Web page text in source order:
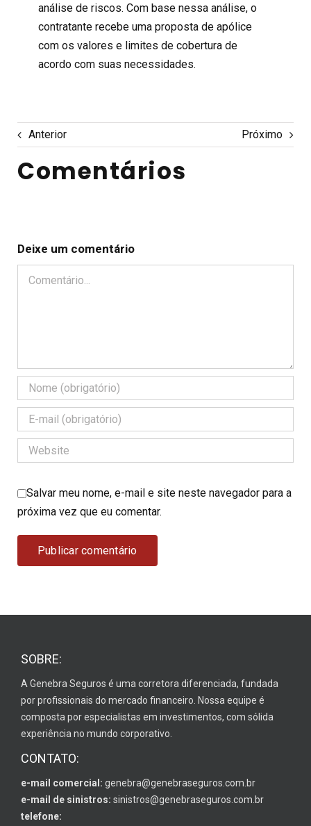
análise de riscos. Com base nessa análise, o
contratante recebe uma proposta de apólice
com os valores e limites de cobertura de
acordo com suas necessidades.
Anterior Próximo
Comentários
Deixe um comentário
Comentário
Salvar meu nome, e-mail e site neste navegador para a
próxima vez que eu comentar.
SOBRE:
A Genebra Seguros é uma corretora diferenciada, fundada
por profissionais do mercado financeiro. Nossa equipe é
composta por especialistas em investimentos, com sólida
experiência no mundo corporativo.
CONTATO:
e-mail comercial: genebra@genebraseguros.com.br
e-mail de sinistros: sinistros@genebraseguros.com.br
telefone: